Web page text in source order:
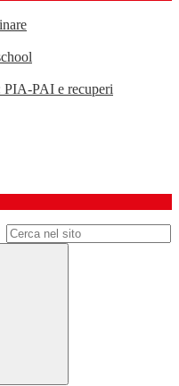
PIA-PAI e recuperi